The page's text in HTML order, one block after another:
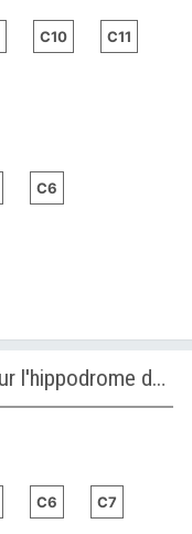
C10 C11
C6
Les vidéos des courses PMU sur l'hippodrome de FAIRVIEW
C6 C7